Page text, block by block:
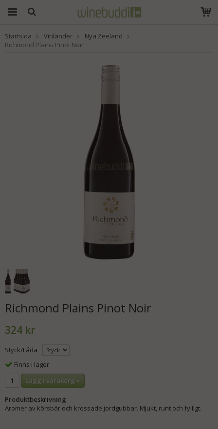
Produkten har blivit
tillagd i varukorgen
Startsida Vinländer
Nya Zeeland
Richmond Plains Pinot Noir
Richmond Plains Pinot Noir
324 kr
Styck/Låda
Finns i lager
Lägg i varukorg »
Produktbeskrivning
Aromer av körsbär och krossade jordgubbar. Mjukt, runt och fylligt.